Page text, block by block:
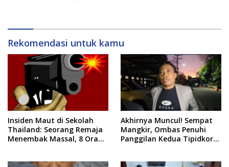
Rekomendasi untuk kamu
Insiden Maut di Sekolah
Thailand: Seorang Remaja
Menembak Massal, 8 Orang
Akhirnya Muncul! Sempat
Mangkir, Ombas Penuhi
Panggilan Kedua Tipidkor